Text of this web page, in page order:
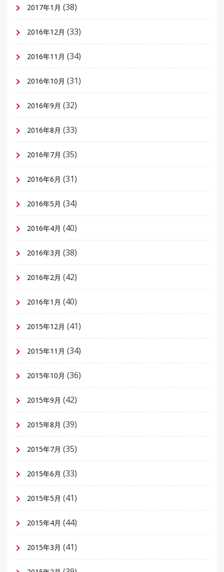
2017年1月 (38)
2016年12月 (33)
2016年11月 (34)
2016年10月 (31)
2016年9月 (32)
2016年8月 (33)
2016年7月 (35)
2016年6月 (31)
2016年5月 (34)
2016年4月 (40)
2016年3月 (38)
2016年2月 (42)
2016年1月 (40)
2015年12月 (41)
2015年11月 (34)
2015年10月 (36)
2015年9月 (42)
2015年8月 (39)
2015年7月 (35)
2015年6月 (33)
2015年5月 (41)
2015年4月 (44)
2015年3月 (41)